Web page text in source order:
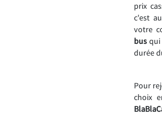
prix
c'est
votre
bus qui
durée
Pour
choix